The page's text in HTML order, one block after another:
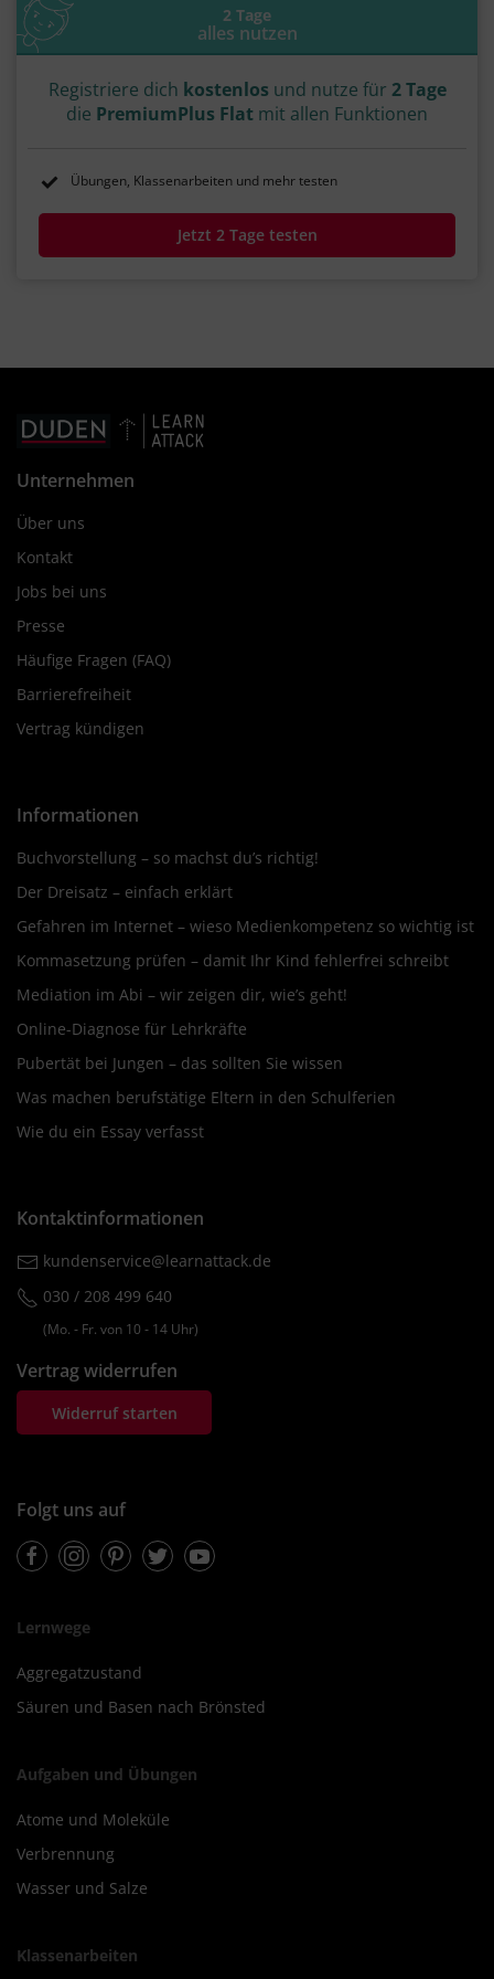
2 Tage
alles nutzen
Registriere dich kostenlos und nutze für 2 Tage
die PremiumPlus Flat mit allen Funktionen
Übungen, Klassenarbeiten und mehr testen
Jetzt 2 Tage testen
Unternehmen
Über uns
Kontakt
Jobs bei uns
Presse
Häufige Fragen (FAQ)
Barrierefreiheit
Vertrag kündigen
Informationen
Buchvorstellung – so machst du’s richtig!
Der Dreisatz – einfach erklärt
Gefahren im Internet – wieso Medienkompetenz so wichtig ist
Kommasetzung prüfen – damit Ihr Kind fehlerfrei schreibt
Mediation im Abi – wir zeigen dir, wie’s geht!
Online-Diagnose für Lehrkräfte
Pubertät bei Jungen – das sollten Sie wissen
Was machen berufstätige Eltern in den Schulferien
Wie du ein Essay verfasst
Kontaktinformationen
kundenservice@learnattack.de
030 / 208 499 640
(Mo. ‐ Fr. von 10 ‐ 14 Uhr)
Vertrag widerrufen
Widerruf starten
Folgt uns auf
FacebookInstagramPinterestTwitterYoutube
Lernwege
Aggregatzustand
Säuren und Basen nach Brönsted
Aufgaben und Übungen
Atome und Moleküle
Verbrennung
Wasser und Salze
Klassenarbeiten